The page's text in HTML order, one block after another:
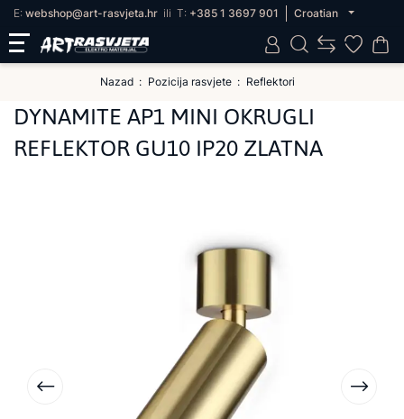
E: webshop@art-rasvjeta.hr ili T: +385 1 3697 901 Croatian
Nazad Pozicija rasvjete Reflektori
DYNAMITE AP1 MINI OKRUGLI
REFLEKTOR GU10 IP20 ZLATNA